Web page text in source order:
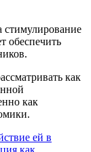
стимулирование
обеспечить
как
как
ей в
как